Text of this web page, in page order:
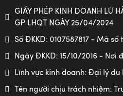
GIẤY PHÉP KINH DOANH LỮ
GP LHQT NGÀY 25/04/2024
Số ĐKKD: 0107587817 - Mã số
Ngày ĐKKD: 15/10/2016 - Nơi
Lĩnh vực kinh doanh: Đại lý du
Tên người chịu trách nhiệm: